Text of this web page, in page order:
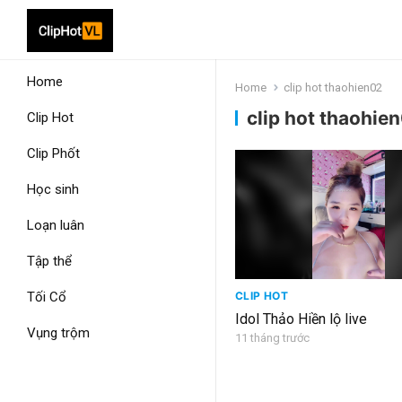
Home
Clip Hot
Clip Phốt
Học sinh
Loạn luân
Tập thể
Tối Cổ
Vụng trộm
Home clip hot thaohien02
clip hot
CLIP HOT
Idol Thảo Hiền lộ live
11 tháng trước